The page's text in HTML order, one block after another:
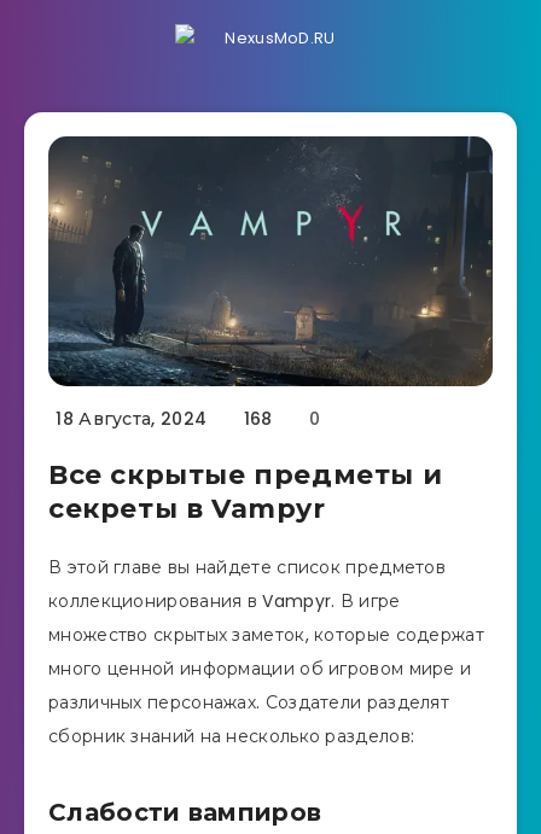
18 Августа, 2024 168 0
Все скрытые предметы и
секреты в Vampyr
В этой главе вы найдете список предметов
коллекционирования в Vampyr. В игре
множество скрытых заметок, которые содержат
много ценной информации об игровом мире и
различных персонажах. Создатели разделят
сборник знаний на несколько разделов:
Слабости вампиров